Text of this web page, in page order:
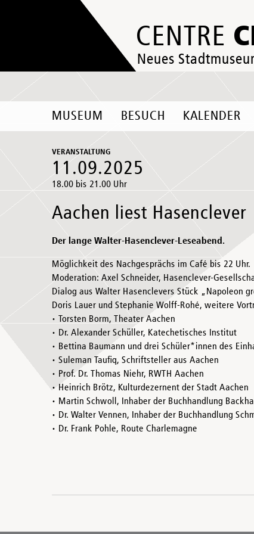
CENTRE
Neues
MUSEUM BESUCH KALENDER
VERANSTALTUNG
11.09.2025
18.00 bis 21.00 Uhr
Aachen liest Hasenclever
Der lange Walter-Hasenclever-Leseabend.
Möglichkeit des Nachgesprächs im Café bis 22 Uhr.
Moderation: Axel Schneider, Hasenclever-
Dialog aus Walter Hasenclevers Stück „Napoleon
Doris Lauer und Stephanie Wolff-Rohé, weitere
• Torsten Borm, Theater Aachen
• Dr. Alexander Schüller, Katechetisches Institut
• Bettina Baumann und drei Schüler*innen des
• Suleman Taufiq, Schriftsteller aus Aachen
• Prof. Dr. Thomas Niehr, RWTH Aachen
• Heinrich Brötz, Kulturdezernent der Stadt Aachen
• Martin Schwoll, Inhaber der Buchhandlung
• Dr. Walter Vennen, Inhaber der Buchhandlung
• Dr. Frank Pohle, Route Charlemagne